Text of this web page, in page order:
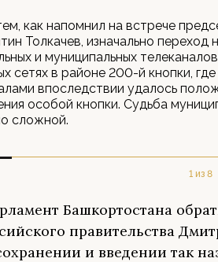
как напомнил на встрече
Толкачев, изначально
и муниципальных
сетях в районе 200-й кнопки,
впоследствии удалось
особой кнопки. Судьба
сложной.
1 из 8
Башкортостана
правительства
и введении так